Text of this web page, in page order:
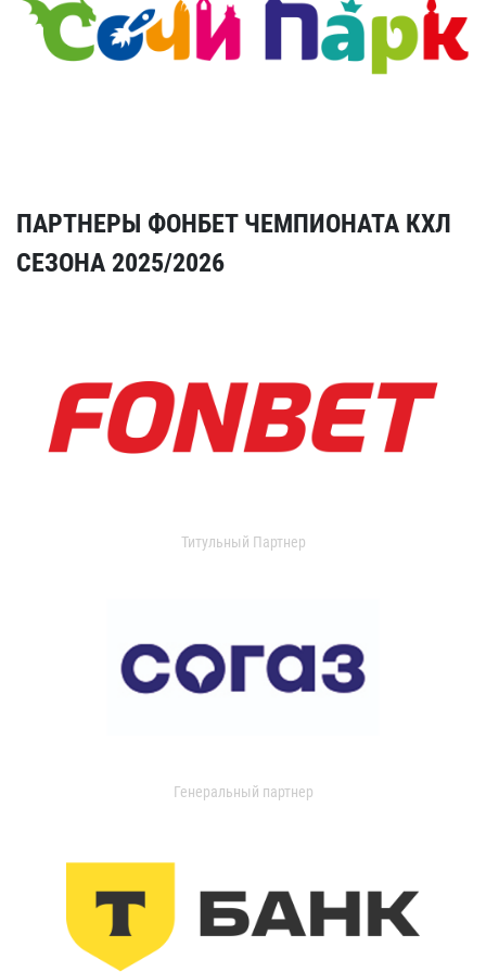
ПАРТНЕРЫ ФОНБЕТ ЧЕМПИОНАТА КХЛ
СЕЗОНА 2025/2026
Титульный Партнер
Генеральный партнер